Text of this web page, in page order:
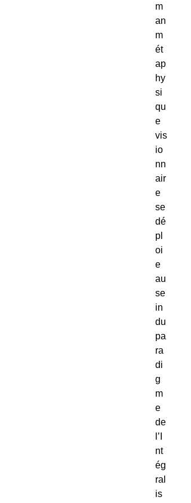
m
an
m
ét
ap
hy
si
qu
e
vis
io
nn
air
e
se
dé
pl
oi
e
au
se
in
du
pa
ra
di
g
m
e
de
l’I
nt
ég
ral
is